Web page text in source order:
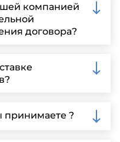
компанией
договора?
почту или
для более
встречи.
собственный
и надежной
принимаете ?